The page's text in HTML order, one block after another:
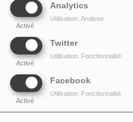
Analytics
Activé
Utilisation: Analyse
Twitter
Activé
Utilisation: Fonctionnalité
Facebook
Activé
Utilisation: Fonctionnalité
rediffusion